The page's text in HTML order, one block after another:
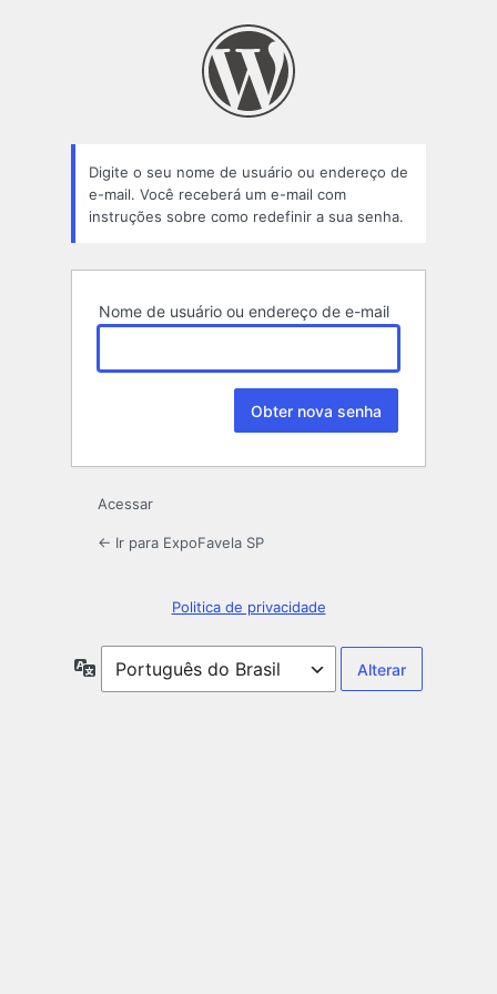
Digite o seu nome de usuário ou endereço de
e-mail. Você receberá um e-mail com
instruções sobre como redefinir a sua senha.
Nome de usuário ou endereço de e-mail
Acessar
← Ir para ExpoFavela SP
Politica de privacidade
Idioma